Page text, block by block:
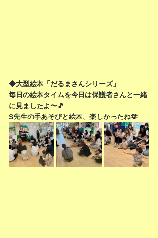
◆大型絵本「だるまさんシリーズ」
毎日の絵本タイムを今日は保護者さんと一緒
に見ましたよ〜🎵
S先生の手あそびと絵本、楽しかったね🫶